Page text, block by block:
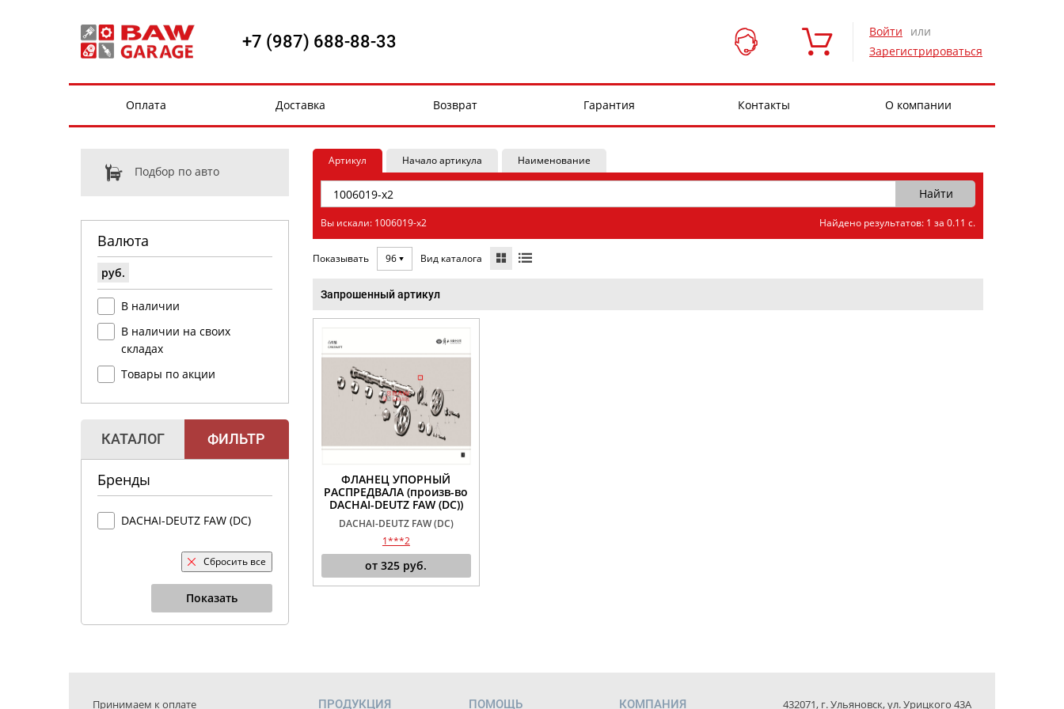
+7 (987) 688-88-33 Войти
или
Зарегистрироваться
Оплата Доставка Возврат Гарантия Контакты О компании
Подбор по авто
Валюта
руб.
В наличии
В наличии на своих
складах
Товары по акции
КАТАЛОГ ФИЛЬТР
Бренды
DACHAI-DEUTZ FAW (DC)
Сбросить все
Показать
Артикул Начало артикула Наименование
Вы искали: 1006019-x2 Найдено результатов: 1 за 0.11 с.
Показывать 96 Вид каталога
Запрошенный артикул
ФЛАНЕЦ УПОРНЫЙ
РАСПРЕДВАЛА (произв-во
DACHAI-DEUTZ FAW (DC))
DACHAI-DEUTZ FAW (DC)
1***2
от325 руб.
Принимаем к оплате ПРОДУКЦИЯ ПОМОЩЬ КОМПАНИЯ 432071, г. Ульяновск, ул. Урицкого 43А